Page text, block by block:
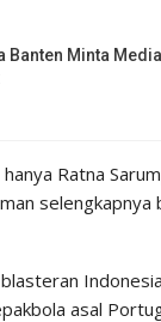
Banten Minta
Ratna
selengkapnya
asal